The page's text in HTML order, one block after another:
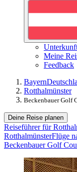
Meine
Feedback
Bayern
Rotthalmünster
Beckenbauer Golf
Deine Reise planen
Reiseführer für
RotthalmünsterFlüge
Beckenbauer Golf